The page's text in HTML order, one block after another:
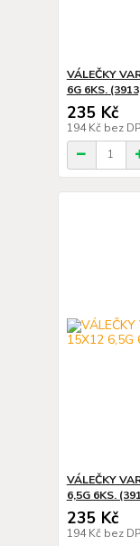
VÁLEČKY
6G 6KS.
235 Kč
194 Kč bez
VÁLEČKY
6,5G 6KS.
235 Kč
194 Kč bez